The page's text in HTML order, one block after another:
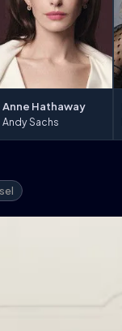
Anne Hathaway
Andy Sachs